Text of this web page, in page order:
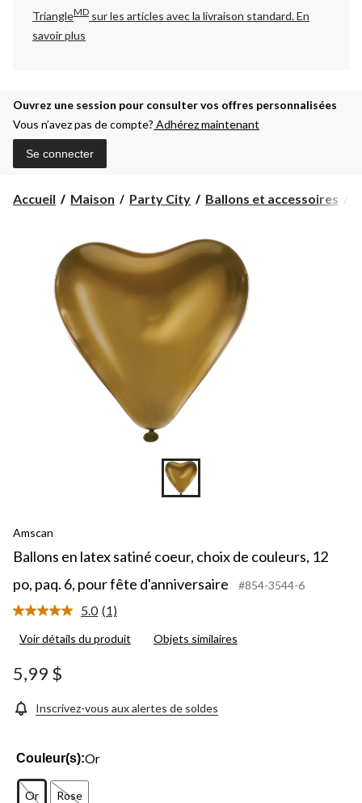
TriangleMD sur les articles avec la livraison standard.En
savoir plus
Ouvrez une session pour consulter vos offres personnalisées
Vous n’avez pas de compte? Adhérez maintenant
Se connecter
Accueil Maison Party City Ballons et accessoires
Amscan
Ballons en latex satiné coeur, choix de couleurs, 12
po, paq. 6, pour fête d'anniversaire
#854-3544-6
5.0 Lire
commentaire.
page.
(1)
Voir détails du produit Objets similaires
5,99 $
Inscrivez-vous aux alertes de soldes
Couleur(s):Or
Or Rose